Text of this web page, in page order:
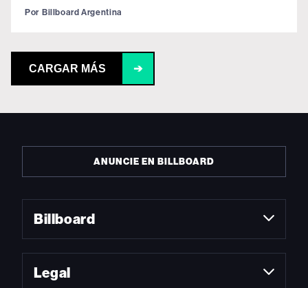
Por Billboard Argentina
CARGAR MÁS ➔
ANUNCIE EN BILLBOARD
Billboard
Legal